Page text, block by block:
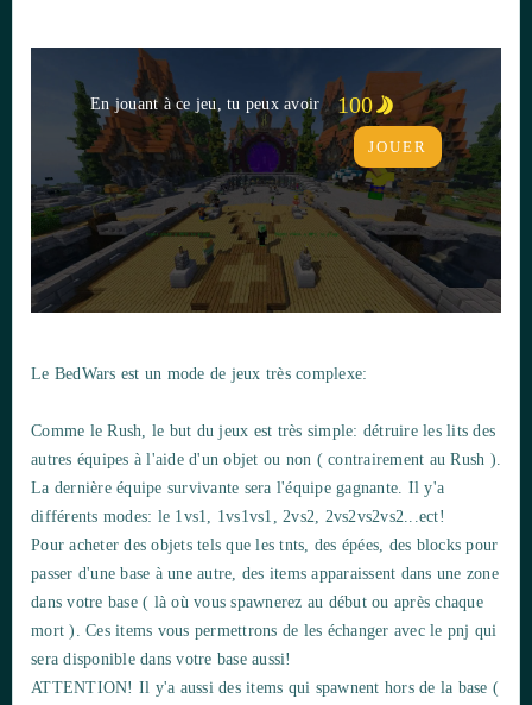
En jouant à ce jeu, tu peux avoir 100
JOUER
Le BedWars est un mode de jeux très complexe:
Comme le Rush, le but du jeux est très simple: détruire les lits des
autres équipes à l'aide d'un objet ou non ( contrairement au Rush ).
La dernière équipe survivante sera l'équipe gagnante. Il y'a
différents modes: le 1vs1, 1vs1vs1, 2vs2, 2vs2vs2vs2...ect!
Pour acheter des objets tels que les tnts, des épées, des blocks pour
passer d'une base à une autre, des items apparaissent dans une zone
dans votre base ( là où vous spawnerez au début ou après chaque
mort ). Ces items vous permettrons de les échanger avec le pnj qui
sera disponible dans votre base aussi!
ATTENTION! Il y'a aussi des items qui spawnent hors de la base (